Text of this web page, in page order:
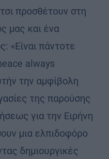
προσθέτουν στη
μας και ένα
«Είναι πάντοτε
always
την αμφίβολη
της παρούσης
για την Ειρήνη
μια ελπιδοφόρο
δημιουργικές